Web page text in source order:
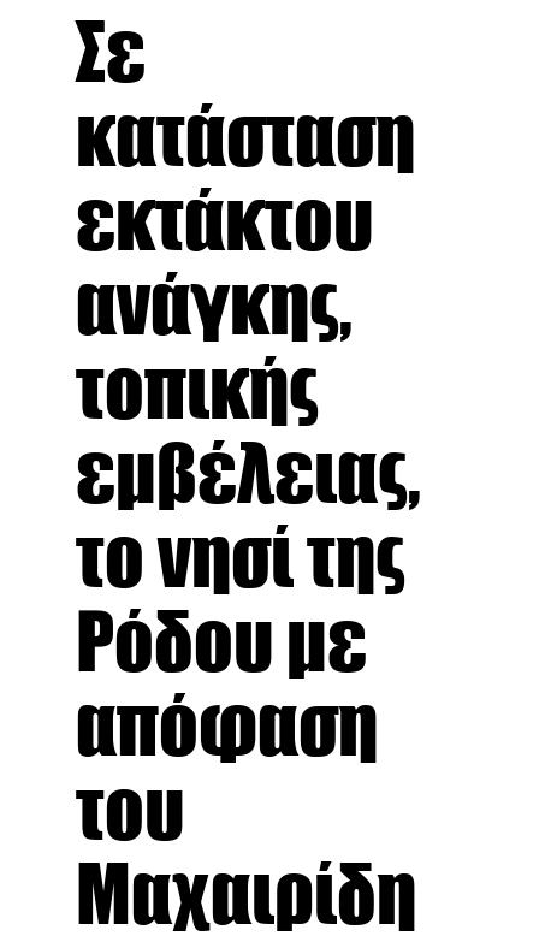
Σε
κατάσταση
εκτάκτου
ανάγκης,
τοπικής
εμβέλειας,
το νησί της
Ρόδου με
απόφαση
του
Μαχαιρίδη